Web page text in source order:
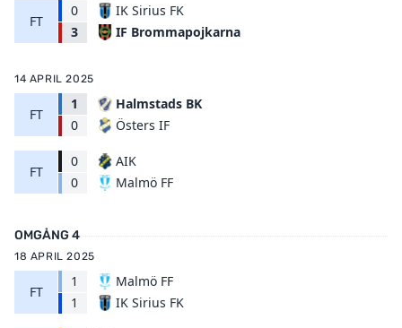
FT
0
3
IK Sirius FK
IF Brommapojkarna
14 APRIL 2025
FT
1
0
Halmstads BK
Östers IF
FT
0
0
AIK
Malmö FF
OMGÅNG 4
18 APRIL 2025
FT
1
1
Malmö FF
IK Sirius FK